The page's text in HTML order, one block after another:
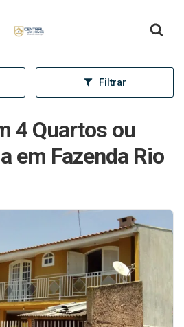
Filtrar
4 Quartos ou
em Fazenda Rio